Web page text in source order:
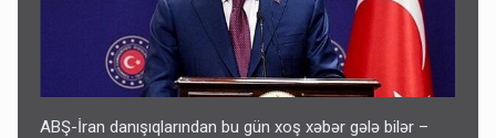
ABŞ-İran danışıqlarından bu gün xoş xəbər gələ bilər –